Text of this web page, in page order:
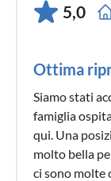
5,0
Ottima
Siamo stati
famiglia
qui. Una
molto bella
ci sono molte